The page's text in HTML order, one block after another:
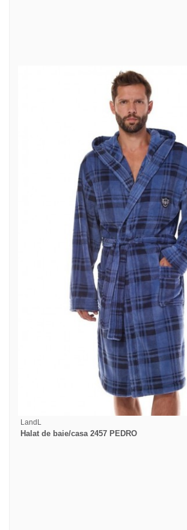
LandL
Halat de baie/casa 2457 PEDRO